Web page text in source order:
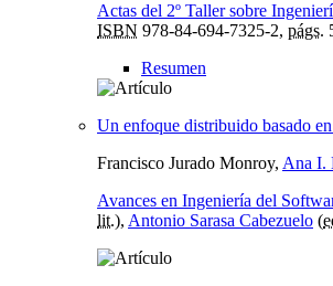
Actas del 2º Taller sobre
ISBN 978-84-694-7325-2, págs.
Resumen
Un enfoque distribuido basado
Francisco Jurado Monroy, Ana I.
Avances en Ingeniería del
lit.), Antonio Sarasa Cabezuelo (